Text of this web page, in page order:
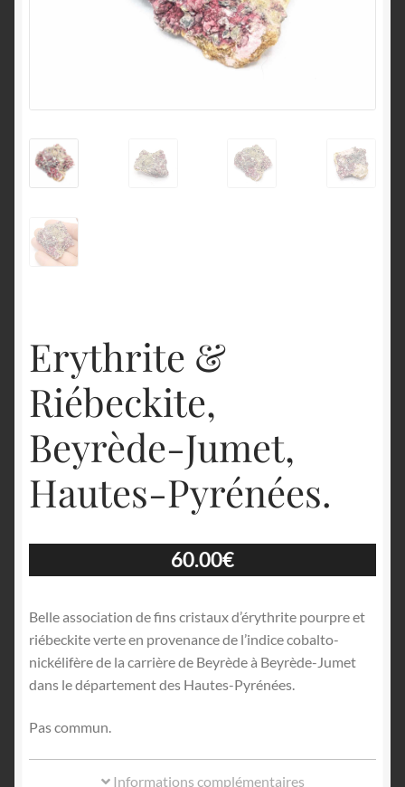
Erythrite &
Riébeckite,
Beyrède-Jumet,
Hautes-Pyrénées.
60.00€
Belle association de fins cristaux d’érythrite pourpre et
riébeckite verte en provenance de l’indice cobalto-
nickélifère de la carrière de Beyrède à Beyrède-Jumet
dans le département des Hautes-Pyrénées.
Pas commun.
Informations complémentaires